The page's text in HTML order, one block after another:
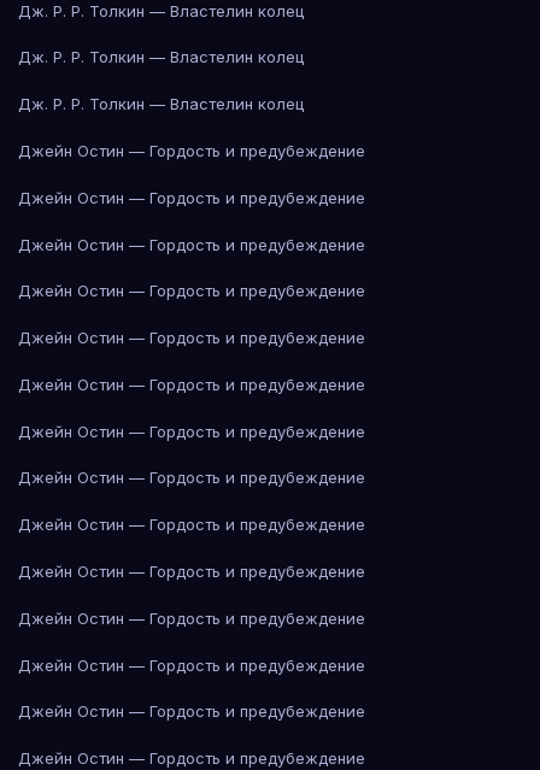
Дж. Р. Р. Толкин — Властелин колец
Дж. Р. Р. Толкин — Властелин колец
Дж. Р. Р. Толкин — Властелин колец
Джейн Остин — Гордость и предубеждение
Джейн Остин — Гордость и предубеждение
Джейн Остин — Гордость и предубеждение
Джейн Остин — Гордость и предубеждение
Джейн Остин — Гордость и предубеждение
Джейн Остин — Гордость и предубеждение
Джейн Остин — Гордость и предубеждение
Джейн Остин — Гордость и предубеждение
Джейн Остин — Гордость и предубеждение
Джейн Остин — Гордость и предубеждение
Джейн Остин — Гордость и предубеждение
Джейн Остин — Гордость и предубеждение
Джейн Остин — Гордость и предубеждение
Джейн Остин — Гордость и предубеждение